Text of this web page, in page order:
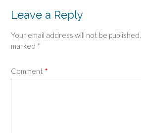
Leave a Reply
Your email address will not be published.
marked *
Comment *